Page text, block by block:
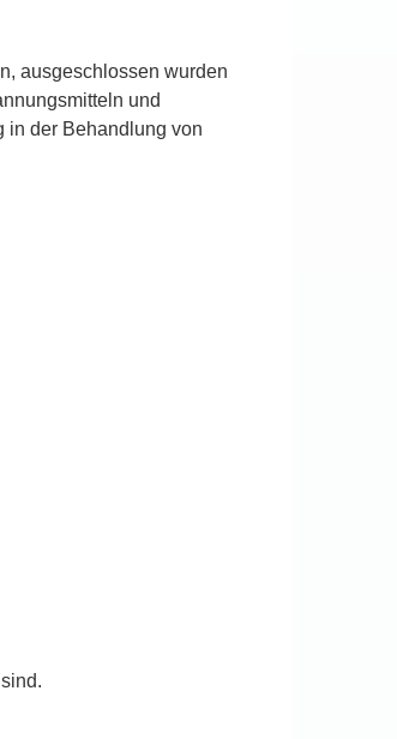
ausgeschlossen wurden
und
in der Behandlung von